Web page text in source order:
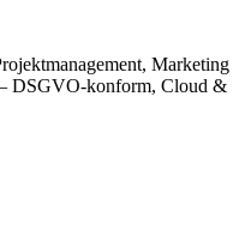
Marketing
DSGVO-konform, Cloud &